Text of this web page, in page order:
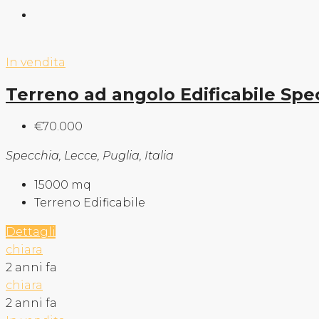
In vendita
Terreno ad angolo Edificabile
€70.000
Specchia, Lecce, Puglia, Italia
15000 mq
Terreno Edificabile
Dettagli
chiara
2 anni fa
chiara
2 anni fa